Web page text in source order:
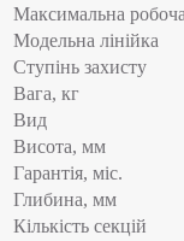
Максимальна
Модельна лінійка
Ступінь захисту
Вага, кг
Вид
Висота, мм
Гарантія, міс.
Глибина, мм
Кількість секцій